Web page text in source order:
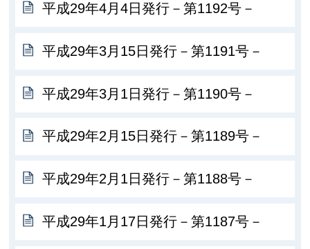
平成29年4月4日発行－第1192号－
平成29年3月15日発行－第1191号－
平成29年3月1日発行－第1190号－
平成29年2月15日発行－第1189号－
平成29年2月1日発行－第1188号－
平成29年1月17日発行－第1187号－